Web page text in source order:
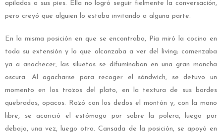
apilados a sus pies. Ella no logró seguir fielmente la conversación,
pero creyó que alguien lo estaba invitando a alguna parte.
En la misma posición en que se encontraba, Pía miró la cocina en
toda su extensión y lo que alcanzaba a ver del living; comenzaba
ya a anochecer, las siluetas se difuminaban en una gran mancha
oscura. Al agacharse para recoger el sándwich, se detuvo un
momento en los trozos del plato, en la textura de sus bordes
quebrados, opacos. Rozó con los dedos el montón y, con la mano
libre, se acarició el estómago por sobre la polera, luego por
debajo, una vez, luego otra. Cansada de la posición, se apoyó en